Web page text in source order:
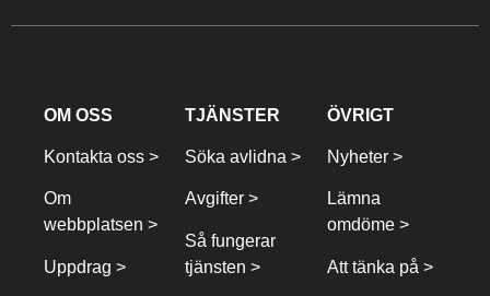
OM OSS
Kontakta oss >
Om
webbplatsen >
Uppdrag >
TJÄNSTER
Söka avlidna >
Avgifter >
Så fungerar
tjänsten >
ÖVRIGT
Nyheter >
Lämna
omdöme >
Att tänka på >